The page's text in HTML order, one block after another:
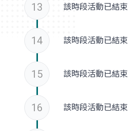
13 該時段活動已結束
14 該時段活動已結束
15 該時段活動已結束
16 該時段活動已結束